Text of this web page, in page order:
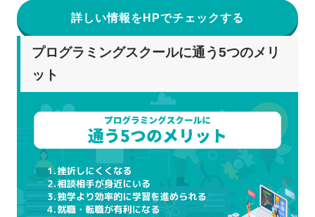
詳しい情報をHPでチェックする
プログラミングスクールに通う5つのメリ
ット